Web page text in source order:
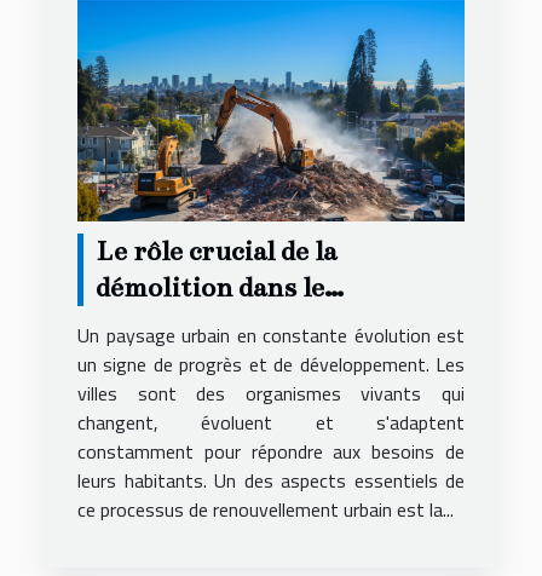
Le rôle crucial de la
démolition dans le
renouvellement urbain
Un paysage urbain en constante évolution est
un signe de progrès et de développement. Les
villes sont des organismes vivants qui
changent, évoluent et s'adaptent
constamment pour répondre aux besoins de
leurs habitants. Un des aspects essentiels de
ce processus de renouvellement urbain est la...